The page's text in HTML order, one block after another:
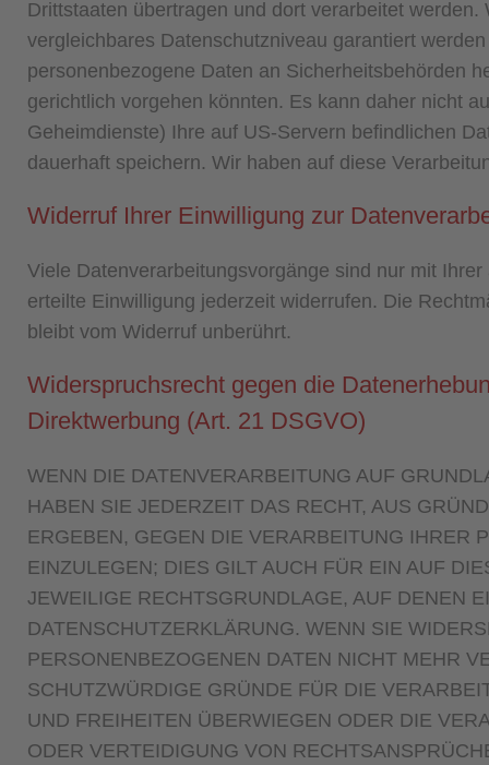
Drittstaaten übertragen und dort verarbeitet
vergleichbares Datenschutzniveau garantiert
personenbezogene Daten an Sicherheitsbehörden
gerichtlich vorgehen könnten. Es kann daher nicht
Geheimdienste) Ihre auf US-Servern befindlichen
dauerhaft speichern. Wir haben auf diese
Widerruf Ihrer Einwilligung zur
Viele Datenverarbeitungsvorgänge sind nur mit
erteilte Einwilligung jederzeit widerrufen. Die
bleibt vom Widerruf unberührt.
Widerspruchsrecht gegen die
Direktwerbung (Art. 21 DSGVO)
WENN DIE DATENVERARBEITUNG AUF
HABEN SIE JEDERZEIT DAS RECHT, AUS
ERGEBEN, GEGEN DIE VERARBEITUNG IHRER
EINZULEGEN; DIES GILT AUCH FÜR EIN AUF
JEWEILIGE RECHTSGRUNDLAGE, AUF DENEN
DATENSCHUTZERKLÄRUNG. WENN SIE
PERSONENBEZOGENEN DATEN NICHT MEHR
SCHUTZWÜRDIGE GRÜNDE FÜR DIE
UND FREIHEITEN ÜBERWIEGEN ODER DIE
ODER VERTEIDIGUNG VON